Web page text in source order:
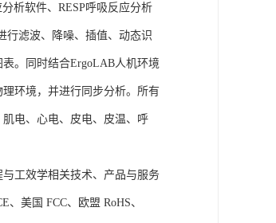
析软件、RESP呼吸反应分析
行滤波、降噪、插值、动态识
。同时结合ErgoLAB人机环境
环境，并进行同步分析。所有
电、心电、皮电、皮温、呼
工效学相关技术、产品与服务
美国 FCC、欧盟 RoHS、